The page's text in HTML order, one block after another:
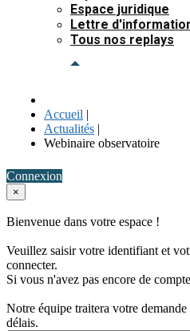
Espace juridique
Lettre
Tous nos replays
Accueil |
Actualités |
Webinaire observatoire
Connexion
×
Bienvenue dans votre espace !
Veuillez saisir votre identifiant et
connecter.
Si vous n'avez pas encore de
Notre équipe traitera votre
délais.